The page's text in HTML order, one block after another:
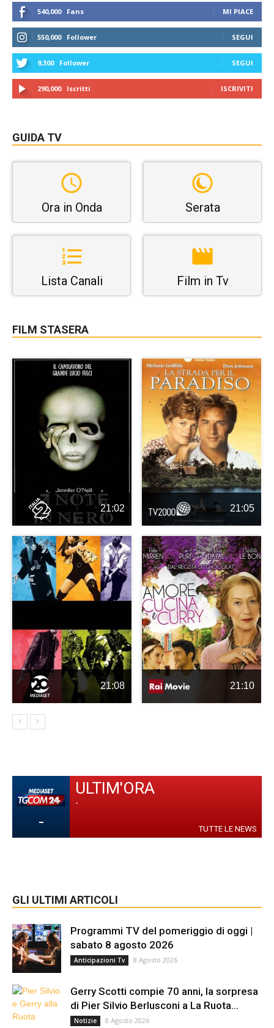
540,000 Fans MI PIACE
550,000 Follower SEGUI
9,300 Follower SEGUI
290,000 Iscritti ISCRIVITI
GUIDA TV
Ora in Onda Serata
Lista Canali Film in Tv
FILM STASERA
21:02 21:05
21:08 21:10
-
ULTIM'ORA
-
TUTTE LE NEWS
GLI ULTIMI ARTICOLI
Programmi TV del pomeriggio di oggi |
sabato 8 agosto 2026
Anticipazioni Tv 8 Agosto 2026
Gerry Scotti compie 70 anni, la sorpresa
di Pier Silvio Berlusconi a La Ruota...
Notizie 8 Agosto 2026